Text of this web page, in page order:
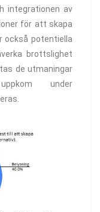
integrationen av
för att skapa
också potentiella
brottslighet
de utmaningar
under